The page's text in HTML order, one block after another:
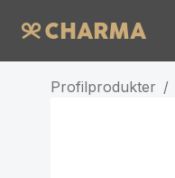
Profilprodukter /